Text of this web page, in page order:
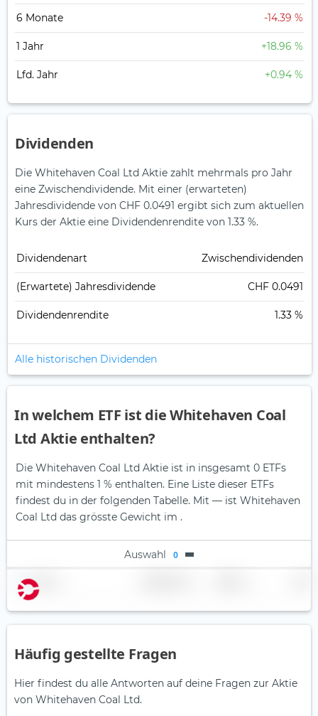
6 Monate -14.39 %
1 Jahr +18.96 %
Lfd. Jahr +0.94 %
Dividenden
Die Whitehaven Coal Ltd Aktie zahlt mehrmals pro Jahr
eine Zwischendividende. Mit einer (erwarteten)
Jahresdividende von CHF 0.0491 ergibt sich zum aktuellen
Kurs der Aktie eine Dividendenrendite von 1.33 %.
Dividendenart Zwischendividenden
(Erwartete) Jahresdividende CHF 0.0491
Dividendenrendite 1.33 %
Alle historischen Dividenden
In welchem ETF ist die Whitehaven Coal
Ltd Aktie enthalten?
Die Whitehaven Coal Ltd Aktie ist in insgesamt 0 ETFs
mit mindestens 1 % enthalten. Eine Liste dieser ETFs
findest du in der folgenden Tabelle. Mit — ist Whitehaven
Coal Ltd das grösste Gewicht im .
Auswahl 0
Name
Häufig gestellte Fragen
Hier findest du alle Antworten auf deine Fragen zur Aktie
von Whitehaven Coal Ltd.